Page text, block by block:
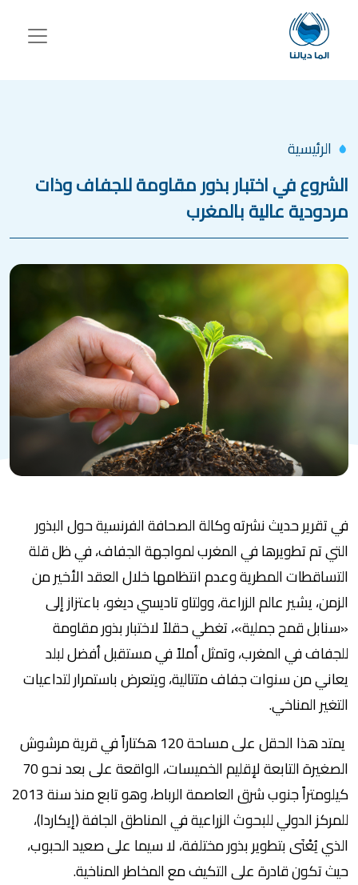
تجاوز إلى المحتوى الرئيسي
الرئيسية
الشروع في اختبار بذور مقاومة للجفاف وذات
مردودية عالية بالمغرب
في تقرير حديث نشرته وكالة الصحافة الفرنسية حول البذور
التي تم تطويرها في المغرب لمواجهة الجفاف، في ظل قلة
التساقطات المطرية وعدم انتظامها خلال العقد الأخير من
الزمن، يشير عالم الزراعة، وولتاو تاديسي ديغو، باعتزاز إلى
«سنابل قمح جملية»، تغطي حقلاً لاختبار بذور مقاومة
للجفاف في المغرب، وتمثل أملاً في مستقبل أفضل لبلد
يعاني من سنوات جفاف متتالية، ويتعرض باستمرار لتداعيات
التغير المناخي.
يمتد هذا الحقل على مساحة 120 هكتاراً في قرية مرشوش
الصغيرة التابعة لإقليم الخميسات، الواقعة على بعد نحو 70
كيلومتراً جنوب شرق العاصمة الرباط، وهو تابع منذ سنة 2013
للمركز الدولي للبحوث الزراعية في المناطق الجافة (إيكاردا)،
الذي يُعْنَى بتطوير بذور مختلفة، لا سيما على صعيد الحبوب،
حيث تكون قادرة على التكيف مع المخاطر المناخية.